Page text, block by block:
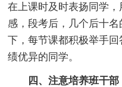
在上课时及时表扬同学
感，段考后，几个后十
下，每节课都积极举手
绩优异的同学。
四、注意培养班干